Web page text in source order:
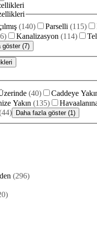
(140) Parselli (115)
) Kanalizasyon (114)
göster (7)
(40) Caddeye
Yakın (135)
44) Daha fazla göster (1)
(296)
)